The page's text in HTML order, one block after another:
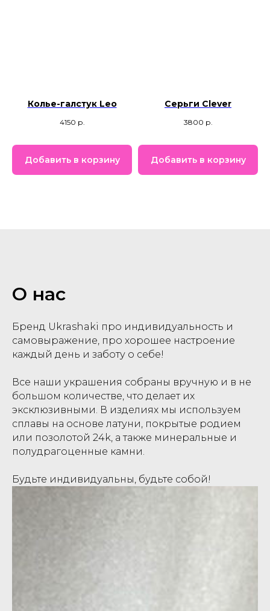
Колье-галстук Leo
4150 р.
Добавить в корзину
Серьги Clever
3800 р.
Добавить в корзину
О нас
Бренд Ukrashaki про индивидуальность и
самовыражение, про хорошее настроение
каждый день и заботу о себе!
Все наши украшения собраны вручную и в не
большом количестве, что делает их
эксклюзивными. В изделиях мы используем
сплавы на основе латуни, покрытые родием
или позолотой 24k, а также минеральные и
полудрагоценные камни.
Будьте индивидуальны, будьте собой!